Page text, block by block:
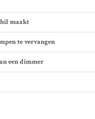
maakt
te vervangen
een dimmer